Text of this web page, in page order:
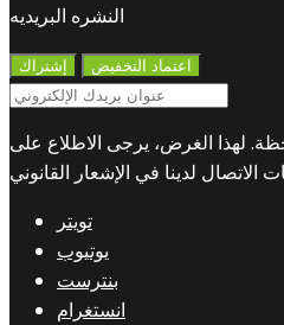
النشره البريديه
لهذا الغرض، يرجى الاطلاع على
تويتر
يوتيوب
بنترست
انستغرام